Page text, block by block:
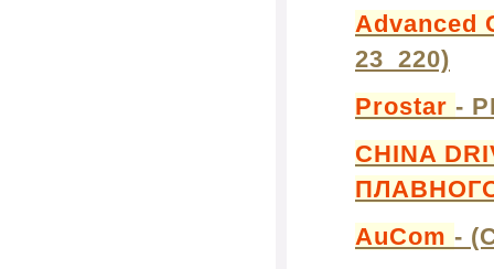
Advanced
23_220)
Prostar -
CHINA
AuCom -